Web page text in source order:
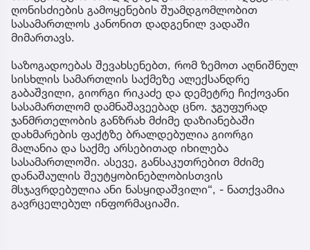
ღონისძიების გამოყენების შუამდგომლობით
სასამართლოს კანონით დადგენილ ვადაში
მიმართავს.
საზოგადოებას შევახსენებთ, რომ ზემოთ აღნიშნულ
სისხლის სამართლის საქმეზე ალექსანდრე
გაბაშვილი, გიორგი რიკაძე და დემეტრე ჩიქოვანი
სასამართლომ დამნაშავეებად ცნო. ჯგუფურად
ჯანმრთელობის განზრახ მძიმე დაზიანებაში
დახმარების ფაქტზე ბრალდებულია გიორგი
მალანია და საქმე არსებითად იხილება
სასამართლოში. ასევე, განსაკუთრებით მძიმე
დანაშაულის შეუტყობინებლობისთვის
მსჯავრდებულია ანი ნასყიდაშვილი“, - ნათქვამია
გავრცელებულ ინფორმაციაში.